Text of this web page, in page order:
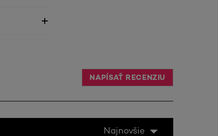
NAPÍSAŤ RECENZIU
Najnovšie